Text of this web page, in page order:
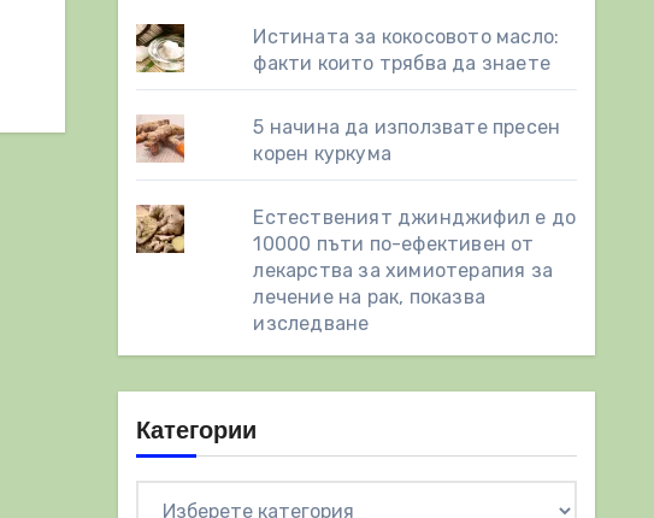
Истината за кокосовото масло:
факти които трябва да знаете
5 начина да използвате пресен
корен куркума
Естественият джинджифил е до
10000 пъти по-ефективен от
лекарства за химиотерапия за
лечение на рак, показва
изследване
Категории